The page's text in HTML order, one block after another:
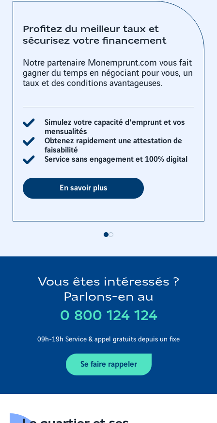
Profitez du meilleur taux et
sécurisez votre financement
Notre partenaire Monemprunt.com vous fait
gagner du temps en négociant pour vous, un
taux et des conditions avantageuses.
Simulez votre capacité d'emprunt et vos
mensualités
Obtenez rapidement une attestation de
faisabilité
Service sans engagement et 100% digital
En savoir plus
Vous êtes intéressés ?
Parlons-en au
0 800 124 124
09h-19h Service & appel gratuits depuis un fixe
Se faire rappeler